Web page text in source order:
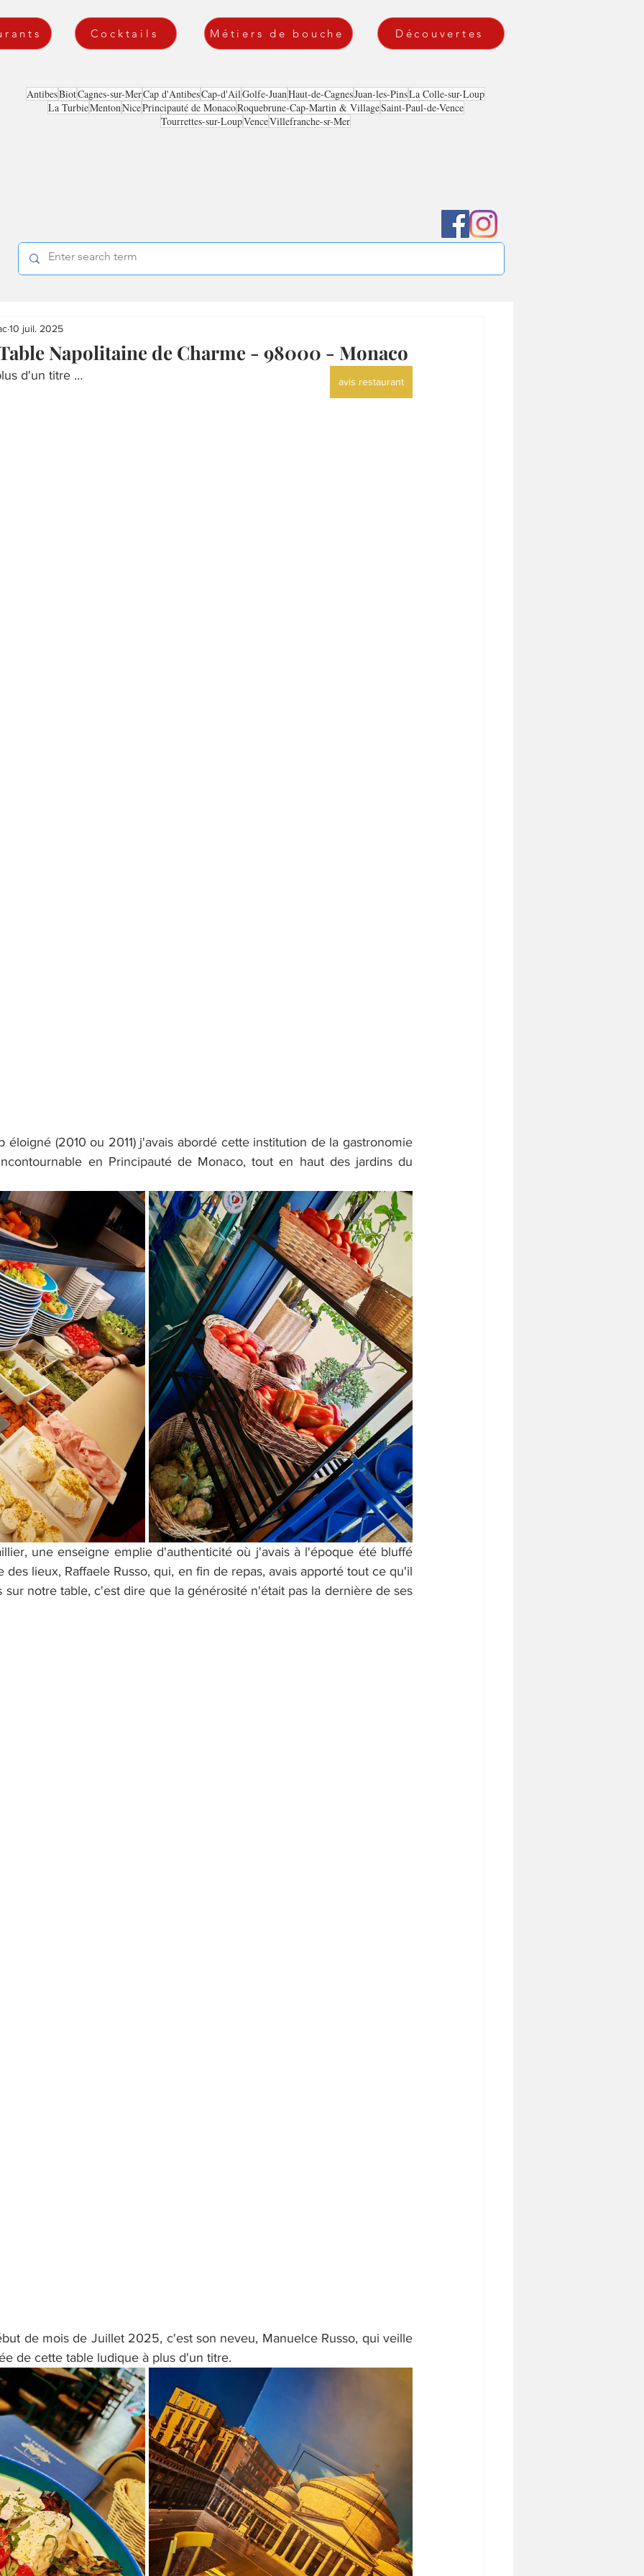
Cocktails Métiers de bouche Découvertes
AntibesBiotCagnes-sur-MerCap d'AntibesCap-d'AilGolfe-JuanHaut-de-CagnesJuan-les-PinsLa Colle-sur-Loup
La TurbieMentonNicePrincipauté de MonacoRoquebrune-Cap-Martin & VillageSaint-Paul-de-Vence
Tourrettes-sur-LoupVenceVillefranche-sr-Mer
Napolitaine de Charme - 98000 - Monaco
10 juil. 2025
avis restaurant
d'un titre …
éloigné (2010 ou 2011) j'avais abordé cette institution de la gastronomie
en Principauté de Monaco, tout en haut des jardins du
une enseigne emplie d'authenticité où j'avais à l'époque été bluffé
des lieux, Raffaele Russo, qui, en fin de repas, avais apporté tout ce qu'il
sur notre table, c'est dire que la générosité n'était pas la dernière de ses
de mois de Juillet 2025, c'est son neveu, Manuelce Russo, qui veille
de cette table ludique à plus d'un titre.